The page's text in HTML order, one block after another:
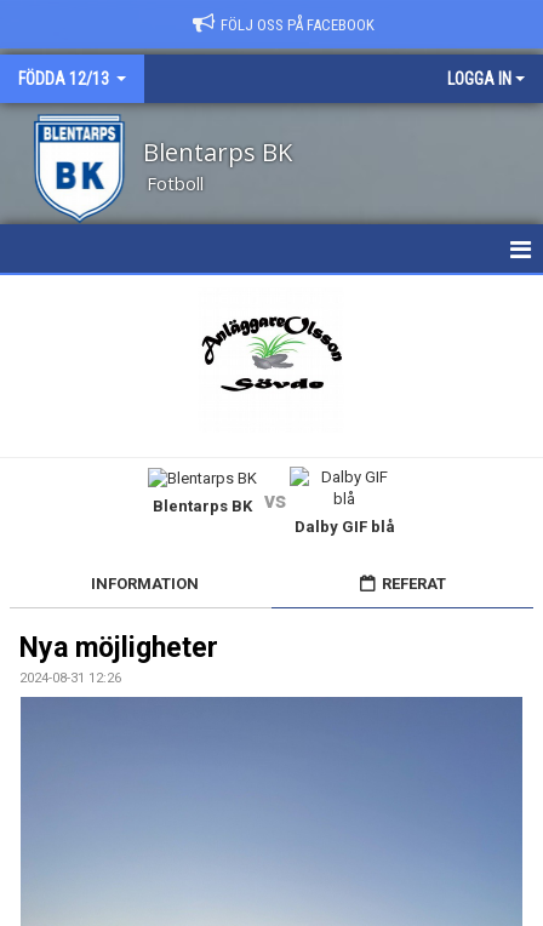
FÖLJ OSS PÅ FACEBOOK
FÖDDA 12/13 LOGGA IN
Blentarps BK
Fotboll
DOKUMENT
KONTAKT
Blentarps BK vs
Dalby GIF blå
INFORMATION REFERAT
Nya möjligheter
2024-08-31 12:26